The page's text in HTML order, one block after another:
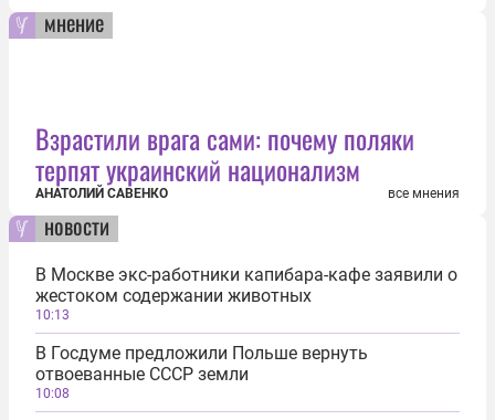
мнение
Взрастили врага сами: почему поляки
терпят украинский национализм
АНАТОЛИЙ САВЕНКО все мнения
новости
В Москве экс-работники капибара-кафе заявили о
жестоком содержании животных
10:13
В Госдуме предложили Польше вернуть
отвоеванные СССР земли
10:08